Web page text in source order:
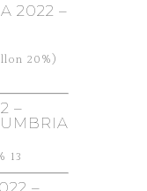
2022 –
20%)
–
13
–